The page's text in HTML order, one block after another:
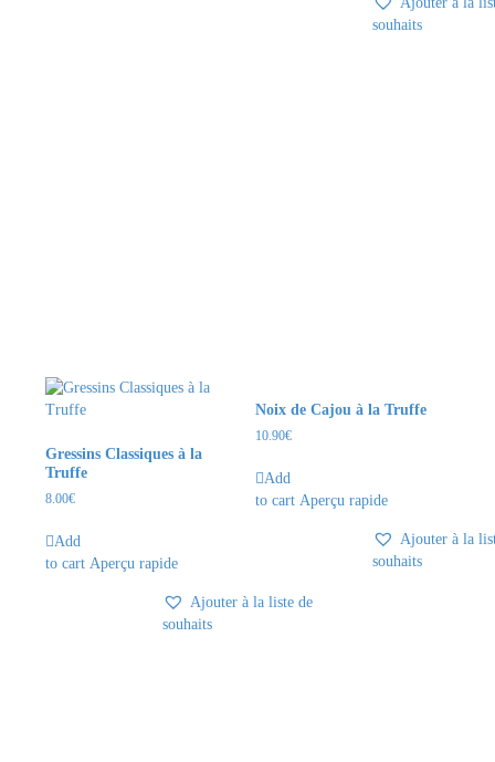
souhaits
Gressins Classiques à la
Truffe
8.00€
Add
to cart Aperçu rapide
Ajouter à la liste de
souhaits
Noix de Cajou à la Truffe
10.90€
Add
to cart Aperçu rapide
Ajouter à la
souhaits